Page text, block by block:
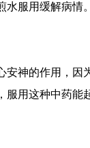
水服用缓解病情
安神的作用，
服用这种中药能